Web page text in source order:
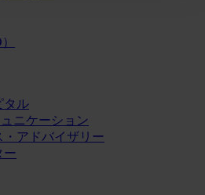
タル
ニケーション
アドバイザリー
ー